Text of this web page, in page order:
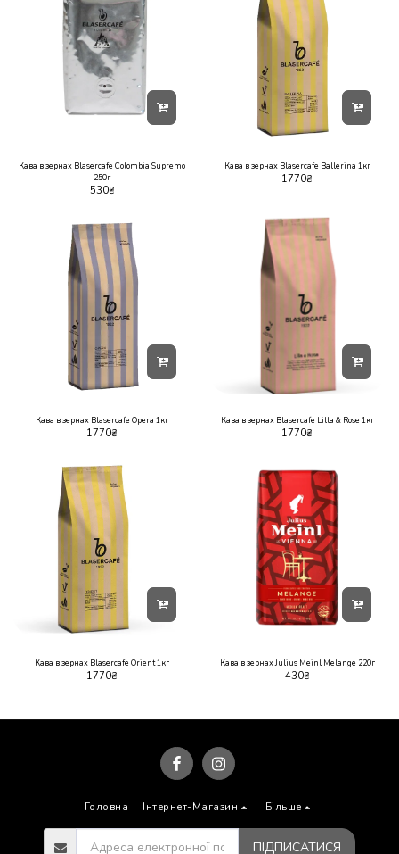
Кава в зернах Blasercafe Colombia Supremo
250г
530₴
Кава в зернах Blasercafe Ballerina 1кг
1770₴
Кава в зернах Blasercafe Opera 1кг
1770₴
Кава в зернах Blasercafe Lilla & Rose 1кг
1770₴
Кава в зернах Blasercafe Orient 1кг
1770₴
Кава в зернах Julius Meinl Melange 220г
430₴
Головна Інтернет-Магазин Більше
ПІДПИСАТИСЯ